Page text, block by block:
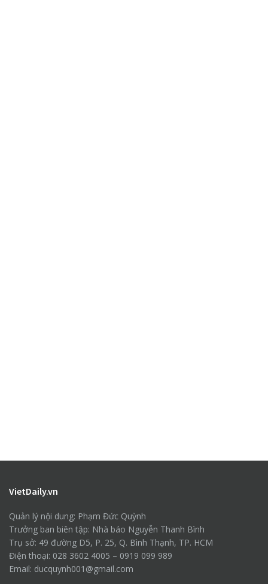
VietDaily.vn
Quản lý nội dung: Phạm Đức Quỳnh
Trưởng ban biên tập: Nhà báo Nguyễn Thanh Bình
Trụ sở: 49 đường D5, P. 25, Q. Bình Thạnh, TP. HCM
Điện thoại: 028 3602 4005 – 0919 099 989
Email: ducquynh001@gmail.com